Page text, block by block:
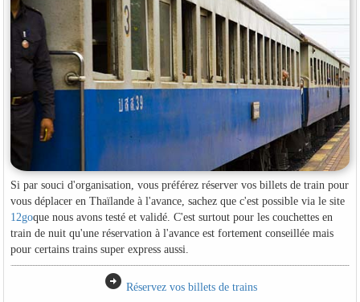
Si par souci d'organisation, vous préférez réserver vos billets de train pour
vous déplacer en Thaïlande à l'avance, sachez que c'est possible via le site
12goque nous avons testé et validé. C'est surtout pour les couchettes en
train de nuit qu'une réservation à l'avance est fortement conseillée mais
pour certains trains super express aussi.
arrow_circle_right Réservez vos billets de trains